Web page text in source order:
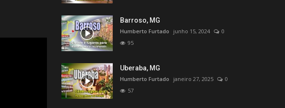
Barroso, MG
Humberto Furtado junho 15, 2024
0
95
Uberaba, MG
Humberto Furtado janeiro 27, 2025
0
57